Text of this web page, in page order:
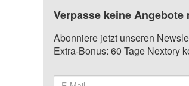
Verpasse keine Angebote
Abonniere jetzt unseren
Extra-Bonus: 60 Tage Nextory